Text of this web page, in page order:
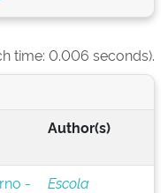
time: 0.006 seconds).
Author(s)
-
Escola